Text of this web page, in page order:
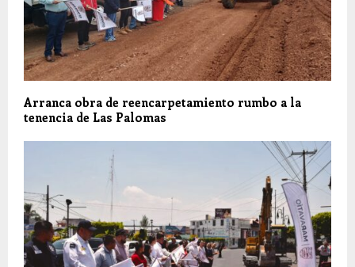
Arranca obra de reencarpetamiento rumbo a la
tenencia de Las Palomas